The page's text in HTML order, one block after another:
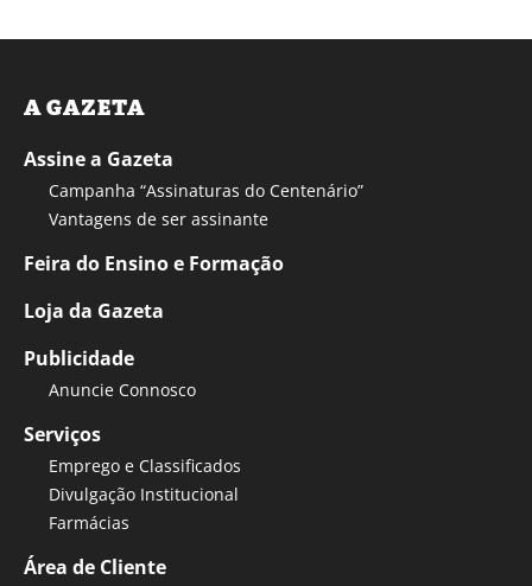
A GAZETA
Assine a Gazeta
Campanha “Assinaturas do Centenário”
Vantagens de ser assinante
Feira do Ensino e Formação
Loja da Gazeta
Publicidade
Anuncie Connosco
Serviços
Emprego e Classificados
Divulgação Institucional
Farmácias
Área de Cliente